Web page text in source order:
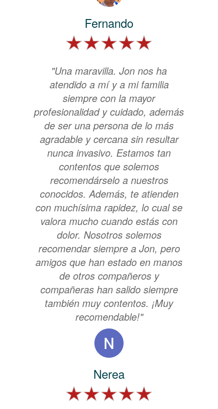
Fernando
"Una maravilla. Jon nos ha
atendido a mí y a mi familia
siempre con la mayor
profesionalidad y cuidado, además
de ser una persona de lo más
agradable y cercana sin resultar
nunca invasivo. Estamos tan
contentos que solemos
recomendárselo a nuestros
conocidos. Además, te atienden
con muchísima rapidez, lo cual se
valora mucho cuando estás con
dolor. Nosotros solemos
recomendar siempre a Jon, pero
amigos que han estado en manos
de otros compañeros y
compañeras han salido siempre
también muy contentos. ¡Muy
recomendable!"
Nerea